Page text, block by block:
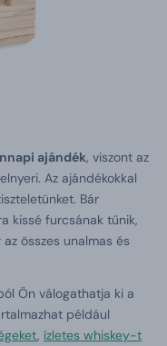
ajándék, viszont az
Az ajándékokkal
Bár
kissé furcsának tűnik,
összes unalmas és
Ön válogathatja ki a
például
, ízletes whiskey-t